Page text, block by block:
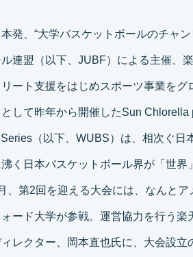
発、“大学バスケットボールのチャ
連盟（以下、JUBF）による主催、
ート支援をはじめスポーツ事業を
して昨年から開催したSun
（以下、WUBS）は、相次ぐ日
く日本バスケットボール界が「世
、第2回を迎える大会には、なんと
ード大学が参戦。運営協力を行う
レクター、岡本直也氏に、大会設